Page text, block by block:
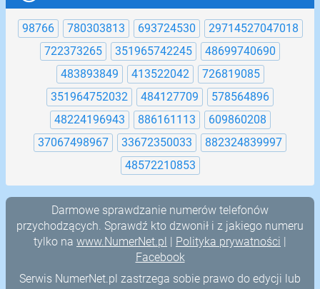
98766 780303813 693724530
29714527047018
722373265
351965742245
48699740690
483893849
413522042
726819085
351964752032
484127709
578564896
48224196943
886161113
609860208
37067498967
33672350033
882324839997
48572210853
Darmowe sprawdzanie numerów telefonów
przychodzących. Sprawdź kto dzwonił i z jakiego numeru
tylko na www.NumerNet.pl | Polityka prywatności |
Facebook
Serwis NumerNet.pl zastrzega sobie prawo do edycji lub